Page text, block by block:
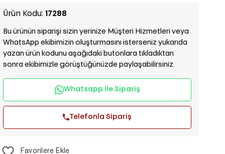
Ürün Kodu: 17288
Bu ürünün siparişi sizin yerinize Müşteri Hizmetleri veya
WhatsApp ekibimizin oluşturmasını isterseniz yukarıda
yazan ürün kodunu aşağıdaki butonlara tıkladıktan
sonra ekibimizle görüştüğünüzde paylaşabilirsiniz.
Whatsapp ile Sipariş
Telefonla Sipariş
Favorilere Ekle